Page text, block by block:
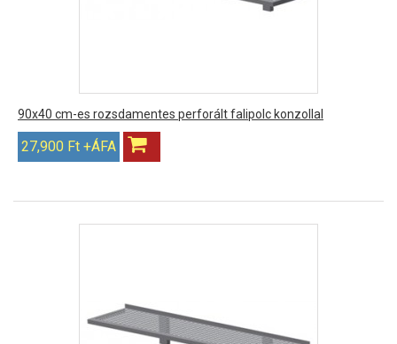
90x40 cm-es rozsdamentes perforált falipolc konzollal
27,900 Ft +ÁFA